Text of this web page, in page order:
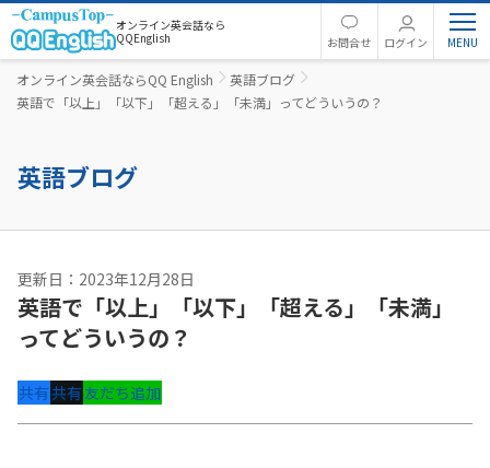
オンライン英会話なら
QQEnglish
お問合せ ログイン
オンライン英会話ならQQ English
英語ブログ
英語で「以上」「以下」「超える」「未満」ってどういうの？
英語ブログ
更新日：2023年12月28日
英語で「以上」「以下」「超える」「未満」
ってどういうの？
共有共有友だち追加